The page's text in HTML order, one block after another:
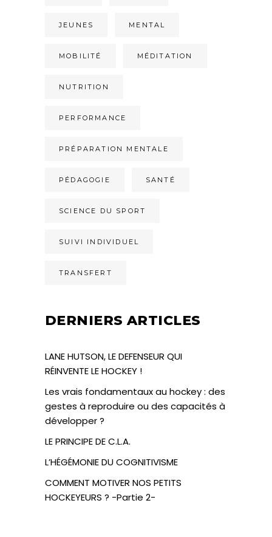
JEUNES MENTAL
MOBILITÉ MÉDITATION
NUTRITION
PERFORMANCE
PRÉPARATION MENTALE
PÉDAGOGIE SANTÉ
SCIENCE DU SPORT
SUIVI INDIVIDUEL
TRANSFERT
DERNIERS ARTICLES
LANE HUTSON, LE DEFENSEUR QUI
RÉINVENTE LE HOCKEY !
Les vrais fondamentaux au hockey : des
gestes à reproduire ou des capacités à
développer ?
LE PRINCIPE DE C.L.A.
L’HÉGÉMONIE DU COGNITIVISME
COMMENT MOTIVER NOS PETITS
HOCKEYEURS ? -Partie 2-